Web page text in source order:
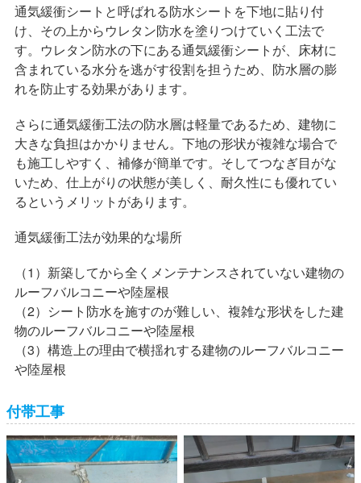
通気緩衝シートと呼ばれる防水シートを下地に貼り付
け、その上からウレタン防水を塗りつけていく工法で
す。ウレタン防水の下にある通気緩衝シートが、床材に
含まれている水分を逃がす役割を担うため、防水層の膨
れを防止する効果があります。
さらに通気緩衝工法の防水層は軽量であるため、建物に
大きな負担はかかりません。下地の形状が複雑な場合で
も施工しやすく、補修が簡単です。そしてつなぎ目がな
いため、仕上がりの状態が美しく、耐久性にも優れてい
るというメリットがあります。
通気緩衝工法が効果的な場所
（1）新築してから全くメンテナンスされていない建物の
ルーフバルコニーや陸屋根
（2）シート防水を施すのが難しい、複雑な形状をした建
物のルーフバルコニーや陸屋根
（3）構造上の理由で横揺れする建物のルーフバルコニー
や陸屋根
付帯工事